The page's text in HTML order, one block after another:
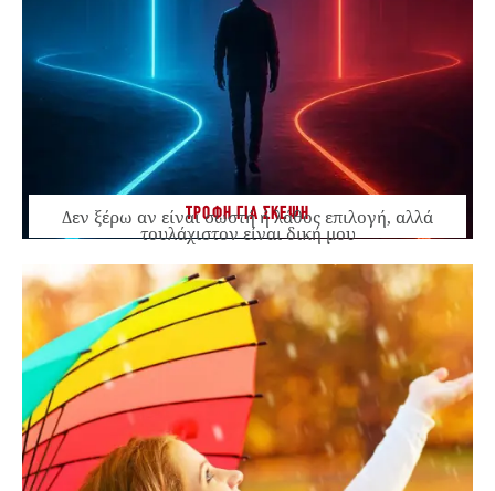
ΤΡΟΦΗ ΓΙΑ ΣΚΕΨΗ
Δεν ξέρω αν είναι σωστή ή λάθος επιλογή, αλλά
τουλάχιστον είναι δική μου